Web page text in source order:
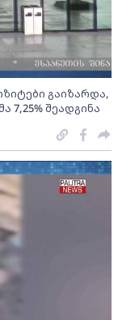
გაიზარდა,
შეადგინა